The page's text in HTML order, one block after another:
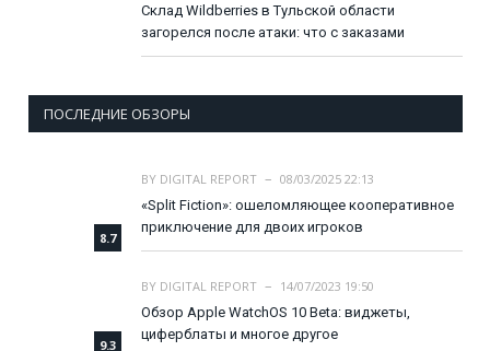
Склад Wildberries в Тульской области
загорелся после атаки: что с заказами
ПОСЛЕДНИЕ ОБЗОРЫ
8.7
BY DIGITAL REPORT
08/03/2025 22:13
«Split Fiction»: ошеломляющее кооперативное
приключение для двоих игроков
9.3
BY DIGITAL REPORT
14/07/2023 19:50
Обзор Apple WatchOS 10 Beta: виджеты,
циферблаты и многое другое